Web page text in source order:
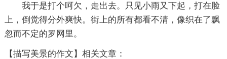
我于是打个呵欠，走出去。只见小雨又下起，打在脸
上，倒觉得分外爽快。街上的所有都看不清，像织在了飘
忽而不定的罗网里。
【描写美景的作文】相关文章：